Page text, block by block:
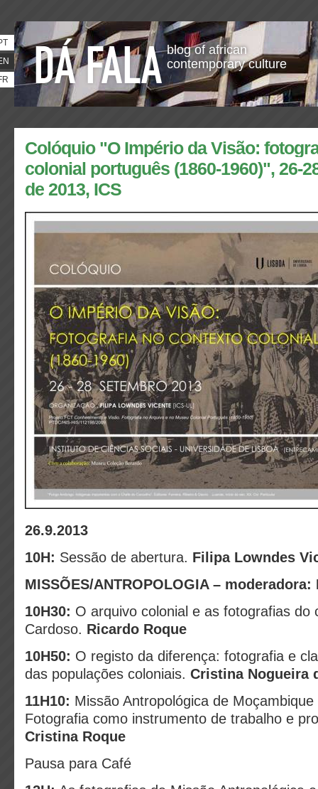
blog of african
contemporary culture
Colóquio "O Império da Visão:
colonial português (1860-1960)", 26-
de 2013, ICS
26.9.2013
10H: Sessão de abertura. Filipa Lowndes
MISSÕES/ANTROPOLOGIA – moderadora:
10H30: O arquivo colonial e as fotografias do
Cardoso. Ricardo Roque
10H50: O registo da diferença: fotografia e
das populações coloniais. Cristina Nogueira
11H10: Missão Antropológica de
Fotografia como instrumento de trabalho e
Cristina Roque
Pausa para Café